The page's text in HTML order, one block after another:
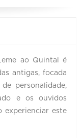
ao Quintal é
antigas, focada
personalidade,
e os ouvidos
experienciar este